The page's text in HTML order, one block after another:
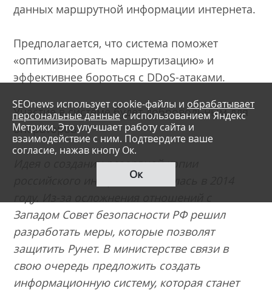
данных маршрутной информации интернета.
Предполагается, что система поможет
«оптимизировать маршрутизацию» и
эффективнее бороться с DDoS-атаками.
Участие в системе будет добровольным для
операторов.
Идея о создании резервной копии
российского интернета появилась в 2014
Западом Совет безопасности РФ решил
разработать меры, которые позволят
защитить Рунет. В министерстве связи в
свою очередь предложить создать
информационную систему, которая станет
SEOnews использует cookie-файлы и обрабатывает
персональные данные с использованием Яндекс
Метрики. Это улучшает работу сайта и
взаимодействие с ним. Подтвердите ваше
согласие, нажав кнопу Ок.
Ок